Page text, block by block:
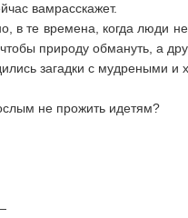
вамрасскажет.
в те времена, когда люди
природу обмануть, а
загадки с мудреными и
не прожить идетям?